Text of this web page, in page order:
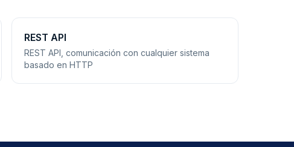
REST API
REST API, comunicación con cualquier sistema
basado en HTTP